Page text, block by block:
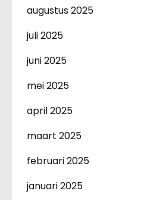
augustus 2025
juli 2025
juni 2025
mei 2025
april 2025
maart 2025
februari 2025
januari 2025